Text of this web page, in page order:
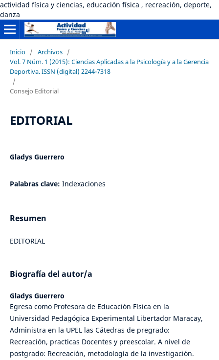
actividad física y ciencias, educación física , recreación, deporte,
danza
Inicio / Archivos /
Vol. 7 Núm. 1 (2015): Ciencias Aplicadas a la Psicología y a la Gerencia
Deportiva. ISSN (digital) 2244-7318
/
Consejo Editorial
EDITORIAL
Gladys Guerrero
Palabras clave: Indexaciones
Resumen
EDITORIAL
Biografía del autor/a
Gladys Guerrero
Egresa como Profesora de Educación Física en la
Universidad Pedagógica Experimental Libertador Maracay,
Administra en la UPEL las Cátedras de pregrado:
Recreación, practicas Docentes y preescolar. A nivel de
postgrado: Recreación, metodología de la investigación.